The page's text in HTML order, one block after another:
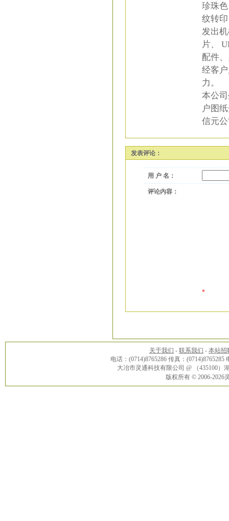
珍珠
纹转
发出
片、
配件
经客
力。
本公
户图
信元
发表评论：
用 户 名：
评论内容：
*
关于我们 - 联系我们 - 本站招
电话：(0714)8765286 传真：(0714)8765285
大冶市灵通科技有限公司 @ （435100
版权所有 © 2006-2026